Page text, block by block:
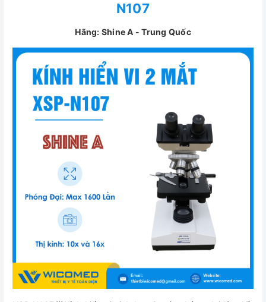
N107
Hãng: Shine A - Trung Quốc